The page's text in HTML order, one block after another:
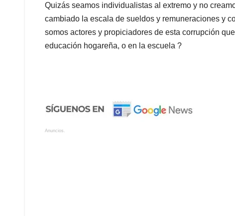
Quizás seamos individualistas al extremo y no
cambiado la escala de sueldos y remuneraciones y
somos actores y propiciadores de esta corrupción
educación hogareña, o en la escuela ?
Anuncios.